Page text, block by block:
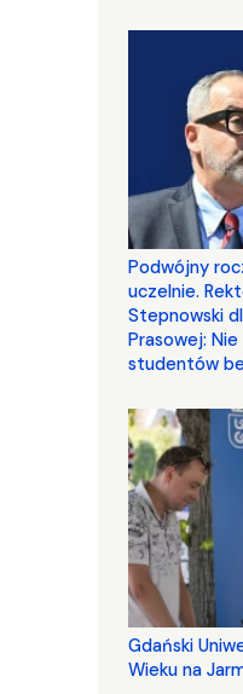
Podwójny
uczelnie.
Stepnowski
Prasowej:
studentów
Gdański
Wieku na